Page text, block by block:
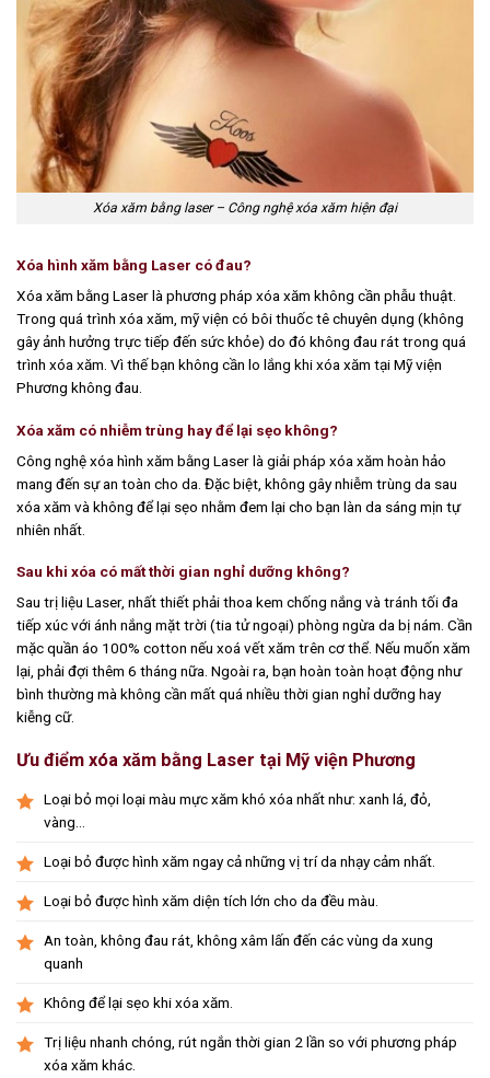
Xóa xăm bằng laser – Công nghệ xóa xăm hiện đại
Xóa hình xăm bằng Laser có đau?
Xóa xăm bằng Laser là phương pháp xóa xăm không cần phẫu thuật.
Trong quá trình xóa xăm, mỹ viện có bôi thuốc tê chuyên dụng (không
gây ảnh hưởng trực tiếp đến sức khỏe) do đó không đau rát trong quá
trình xóa xăm. Vì thế bạn không cần lo lắng khi xóa xăm tại Mỹ viện
Phương không đau.
Xóa xăm có nhiễm trùng hay để lại sẹo không?
Công nghệ xóa hình xăm bằng Laser là giải pháp xóa xăm hoàn hảo
mang đến sự an toàn cho da. Đặc biệt, không gây nhiễm trùng da sau
xóa xăm và không để lại sẹo nhằm đem lại cho bạn làn da sáng mịn tự
nhiên nhất.
Sau khi xóa có mất thời gian nghỉ dưỡng không?
Sau trị liệu Laser, nhất thiết phải thoa kem chống nắng và tránh tối đa
tiếp xúc với ánh nắng mặt trời (tia tử ngoại) phòng ngừa da bị nám. Cần
mặc quần áo 100% cotton nếu xoá vết xăm trên cơ thể. Nếu muốn xăm
lại, phải đợi thêm 6 tháng nữa. Ngoài ra, bạn hoàn toàn hoạt động như
bình thường mà không cần mất quá nhiều thời gian nghỉ dưỡng hay
kiễng cữ.
Ưu điểm xóa xăm bằng Laser tại Mỹ viện Phương
Loại bỏ mọi loại màu mực xăm khó xóa nhất như: xanh lá, đỏ,
vàng…
Loại bỏ được hình xăm ngay cả những vị trí da nhạy cảm nhất.
Loại bỏ được hình xăm diện tích lớn cho da đều màu.
An toàn, không đau rát, không xâm lấn đến các vùng da xung
quanh
Không để lại sẹo khi xóa xăm.
Trị liệu nhanh chóng, rút ngắn thời gian 2 lần so với phương pháp
xóa xăm khác.